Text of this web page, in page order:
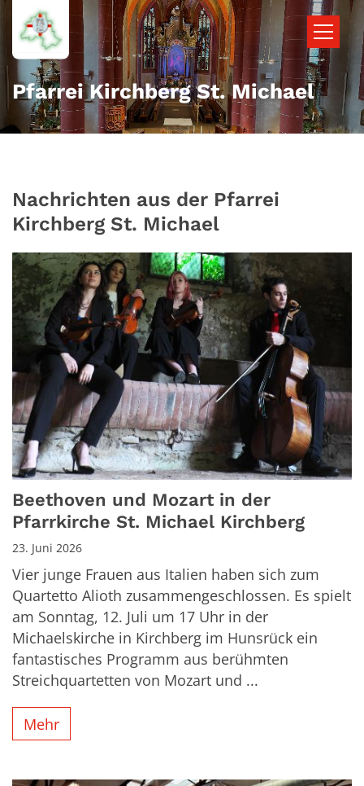
Zum Inhalt springen
Pfarrei Kirchberg St. Michael
Nachrichten aus der Pfarrei
Kirchberg St. Michael
Beethoven und Mozart in der
Pfarrkirche St. Michael Kirchberg
23. Juni 2026
Vier junge Frauen aus Italien haben sich zum
Quartetto Alioth zusammengeschlossen. Es spielt
am Sonntag, 12. Juli um 17 Uhr in der
Michaelskirche in Kirchberg im Hunsrück ein
fantastisches Programm aus berühmten
Streichquartetten von Mozart und ...
Mehr